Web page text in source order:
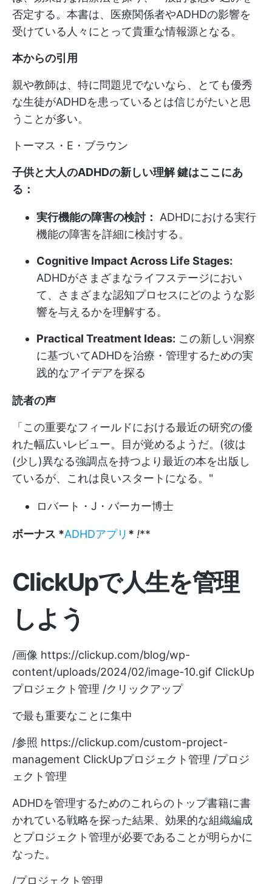
否定する。本書は、医療関係者やADHDの影響を
受けている人々にとって貴重な情報源となる。
本からの引用
親や教師は、特に問題児でないなら、とても優秀
な生徒がADHDを患っているとは信じがたいと思
うことが多い。
トーマス・E・ブラウン
子供と大人のADHDの新しい理解 鍵はここにあ
る：
実行機能の障害の検討：
ADHDにおける実行
機能の障害を詳細に検討する。
Cognitive Impact Across Life Stages:
ADHDがさまざまなライフステージにおい
て、さまざまな認知プロセスにどのような影
響を与えるかを理解する。
Practical Treatment Ideas: この新しい洞察
に基づいてADHDを治療・管理するための実
践的なアイデアを探る
読者の声
「この重要なフィールドにおける最近の研究の優
れた幅広いレビュー。目が覚めるようだ。(彼は
(少し)異なる強調点を持つより最近の本を出版し
ているが、これは良いスタートになる。"
ロバート・J・バーカー博士
ボーナス *ADHDアプリ * !**
ClickUpで人生を管理
しよう
/画像 https://clickup.com/blog/wp-
content/uploads/2024/02/image-10.gif ClickUp
プロジェクト管理 /クリックアップ
で最も重要なことに集中
/参照 https://clickup.com/custom-project-
management ClickUpプロジェクト管理 /プロジ
ェクト管理
ADHDを管理するためのこれらのトップ書籍に書
かれている戦略を探った結果、効果的な組織編成
とプロジェクト管理が必要であることが明らかに
なった。
/プロジェクト管理